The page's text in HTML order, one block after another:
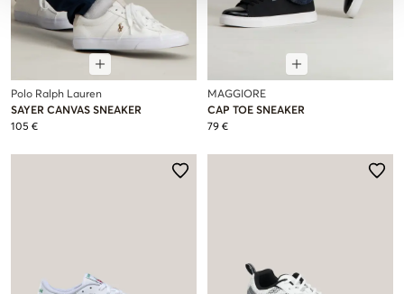
Polo Ralph Lauren
SAYER CANVAS SNEAKER
105 €
MAGGIORE
CAP TOE SNEAKER
79 €